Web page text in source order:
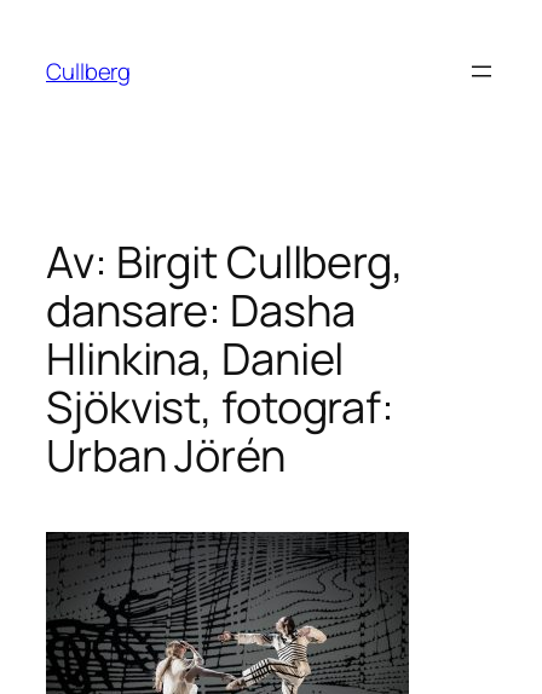
innehåll
Cullberg
Av: Birgit Cullberg,
dansare: Dasha
Hlinkina, Daniel
Sjökvist, fotograf:
Urban Jörén